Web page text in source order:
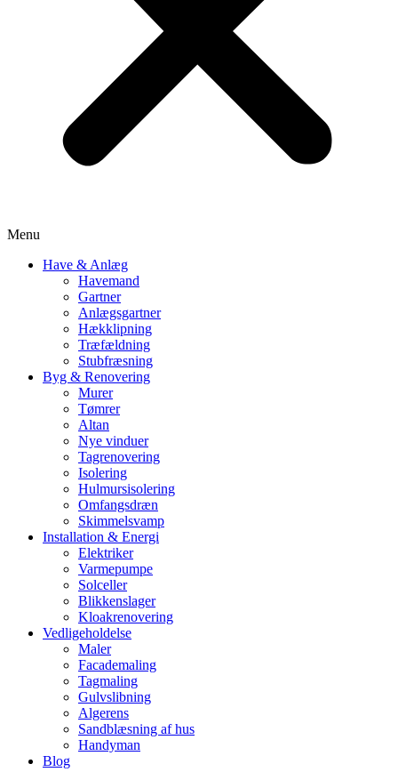
Menu
Have & Anlæg
Havemand
Gartner
Anlægsgartner
Hækklipning
Træfældning
Stubfræsning
Byg & Renovering
Murer
Tømrer
Altan
Nye vinduer
Tagrenovering
Isolering
Hulmursisolering
Omfangsdræn
Skimmelsvamp
Installation & Energi
Elektriker
Varmepumpe
Solceller
Blikkenslager
Kloakrenovering
Vedligeholdelse
Maler
Facademaling
Tagmaling
Gulvslibning
Algerens
Sandblæsning af hus
Handyman
Blog